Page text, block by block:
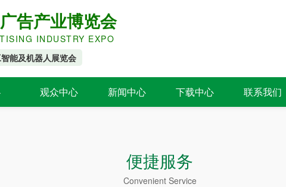
告产业博览会
INDUSTRY EXPO
能及机器人展览会
观众中心
新闻中心
同期活动
下载中心 联系我们
便捷服务
Convenient Service